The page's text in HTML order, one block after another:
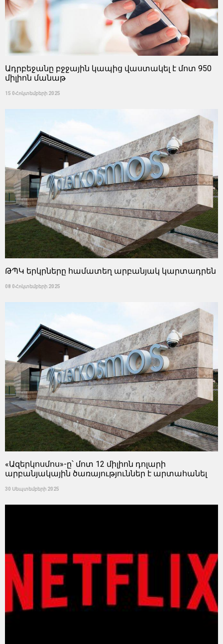
Ադրբեջանը բջջային կապից վաստակել է մոտ 950
միլիոն մանաթ
15 0Հոկտեմբերի 2025
ԹՊԿ երկրները համատեղ արբանյակ կարտադրեն
08 0Հոկտեմբերի 2025
«Ազերկոսմոս»-ը՝ մոտ 12 միլիոն դոլարի
արբանյակային ծառայություններ է արտահանել
30 Սեպտեմբերի 2025